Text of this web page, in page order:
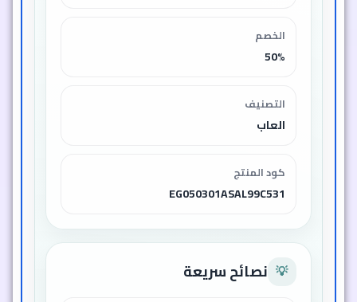
الخصم
50%
التصنيف
العاب
كود المنتج
EG050301ASAL99C531
💡 نصائح سريعة